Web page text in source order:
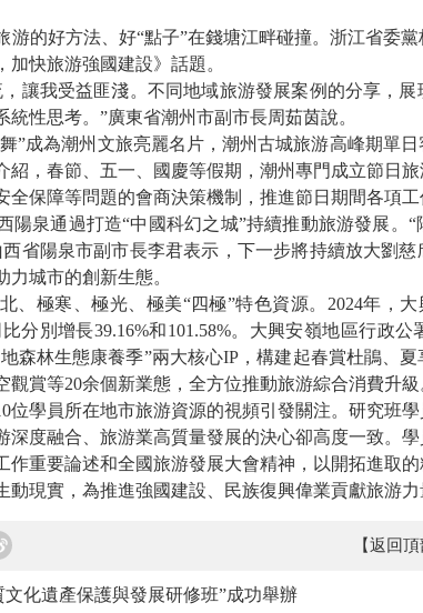
游的好方法、好“點子”在錢塘江畔碰撞。浙江省委
加快旅游強國建設》話題。
讓我受益匪淺。不同地域旅游發展案例的分享，
性思考。”廣東省潮州市副市長周茹茵說。
”成為潮州文旅亮麗名片，潮州古城旅游高峰期單
紹，春節、五一、國慶等假期，潮州專門成立節日
保障等問題的會商決策機制，推進節日期間各項工
陽泉通過打造“中國科幻之城”持續推動旅游發展。
省陽泉市副市長李君表示，下一步將持續放大劉慈
城市的創新生態。
、極寒、極光、極美“四極”特色資源。2024年，大
分別增長39.16%和101.58%。大興安嶺地區行政
森林生態康養季”兩大核心IP，構建起春賞杜鵑、
觀賞等20余個新業態，全方位推動旅游綜合消費升級
位學員所在地市旅游資源的視頻引發關注。研究班
深度融合、旅游業高質量發展的決心卻高度一致。
作重要論述和全國旅游發展大會精神，以開拓進取
現實，為推進強國建設、民族復興偉業貢獻旅游力
【返回頂
化遺產保護與發展研修班”成功舉辦